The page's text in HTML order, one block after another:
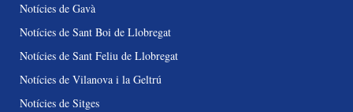
Notícies de Gavà
Notícies de Sant Boi de Llobregat
Notícies de Sant Feliu de Llobregat
Notícies de Vilanova i la Geltrú
Notícies de Sitges